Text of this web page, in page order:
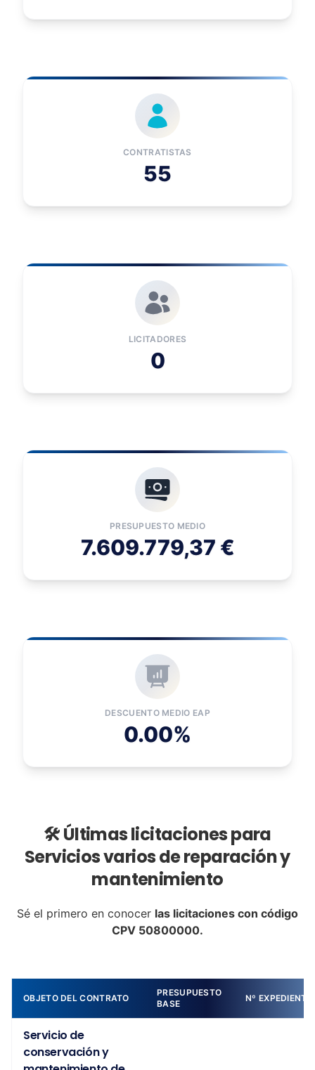
CONTRATISTAS
55
LICITADORES
0
PRESUPUESTO MEDIO
7.609.779,37 €
DESCUENTO MEDIO EAP
0.00%
🛠️ Últimas licitaciones para
Servicios varios de reparación y
mantenimiento
Sé el primero en conocer las licitaciones con código
CPV 50800000.
OBJETO DEL CONTRATO
PRESUPUESTO
BASE
Nº EXPEDIENTE
Servicio de
conservación y